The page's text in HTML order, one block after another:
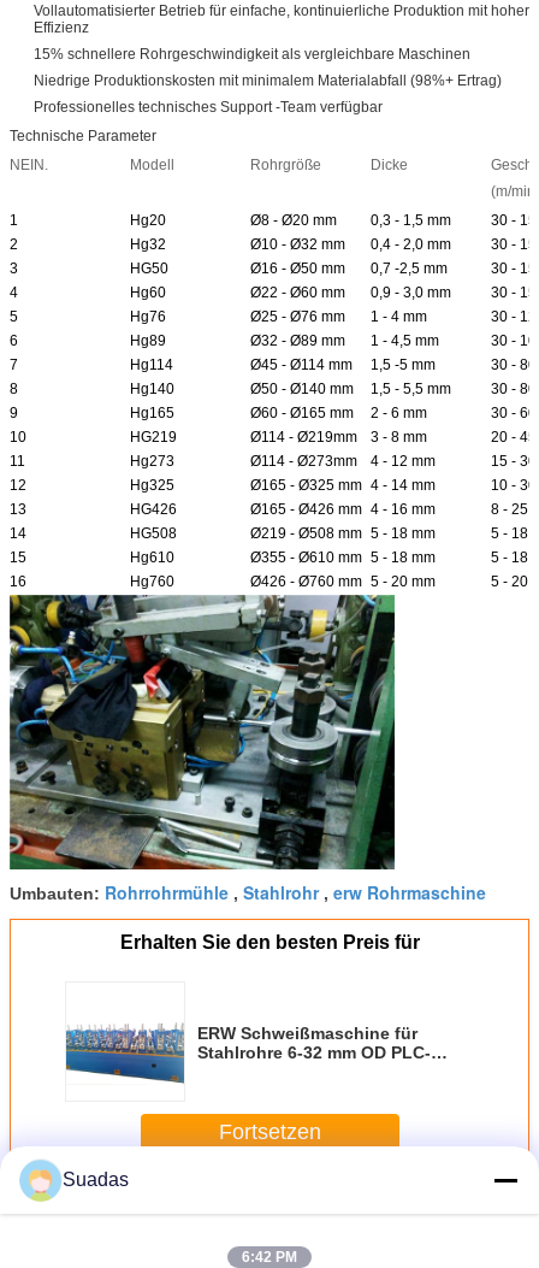
Vollautomatisierter Betrieb für einfache, kontinuierliche Produktion mit hoher
Effizienz
15% schnellere Rohrgeschwindigkeit als vergleichbare Maschinen
Niedrige Produktionskosten mit minimalem Materialabfall (98%+ Ertrag)
Professionelles technisches Support -Team verfügbar
Technische Parameter
NEIN.
Modell Rohrgröße Dicke
(m/min)
1
Hg20 Ø8 - Ø20 mm 0,3 - 1,5 mm
30 -
2
Hg32 Ø10 - Ø32 mm 0,4 - 2,0 mm
30 -
3
HG50 Ø16 - Ø50 mm 0,7 -2,5 mm
30 -
4
Hg60 Ø22 - Ø60 mm 0,9 - 3,0 mm
30 -
5
Hg76 Ø25 - Ø76 mm 1 - 4 mm
30 -
6
Hg89 Ø32 - Ø89 mm 1 - 4,5 mm
30 -
7
Hg114 Ø45 - Ø114 mm 1,5 -5 mm
30 - 80
8
Hg140 Ø50 - Ø140 mm 1,5 - 5,5 mm
30 - 80
9
Hg165 Ø60 - Ø165 mm 2 - 6 mm
30 - 60
10
HG219 Ø114 - Ø219mm 3 - 8 mm
20 - 45
11
Hg273 Ø114 - Ø273mm 4 - 12 mm
15 - 30
12
Hg325 Ø165 - Ø325 mm 4 - 14 mm
10 - 30
13
HG426 Ø165 - Ø426 mm 4 - 16 mm
8 - 25
14
HG508 Ø219 - Ø508 mm 5 - 18 mm
5 - 18
15
Hg610 Ø355 - Ø610 mm 5 - 18 mm
5 - 18
16
Hg760 Ø426 - Ø760 mm 5 - 20 mm 5 - 20
Umbauten: Rohrrohrmühle , Stahlrohr, erw Rohrmaschine
Erhalten Sie den besten Preis für
ERW Schweißmaschine für
Stahlrohre 6-32 mm OD PLC-
Fortsetzen
Mehr
Suadas
6:42 PM